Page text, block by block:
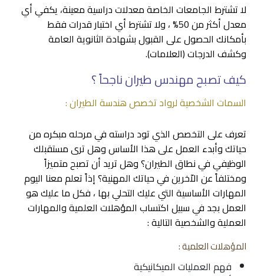
لا تشترط الجامعات الخاصة معدلات دراسية معينة، يكفي أي
معدل أكثر من 50% ، ولا تشترط أي اختبار قدرات فقط
بأمكانك الحصول على القبول بشهادة الثانوية العامة
وكشف الدرجات (العلامات).
كيف تصبح مهندس طيران ناجحاً ؟
السمات الشخصية لرواد تخصص هندسة الطيران :
تعرف على التخصص الذي تود دراسته في مرحله مبكره من
حياتك وأبدء العمل على هذا الأساس وهل ترى مستقبلك
الوظيفي في نطاق الطيران؟ وهل تريد أن تصبح متميزاً
ومختلفاً عن الاّخرين في حياتك المهنية؟ إذاً تعلم معنا اليوم
المهارات الأساسية التي عليك التحلي بها ، فكل ما عليك هو
العمل بجد في سبيل اكتساب المؤهلات العلمية والمهارات
العملية والشخصية التالية :
المؤهلات العلمية :
فهم العمليات الميكانيكية